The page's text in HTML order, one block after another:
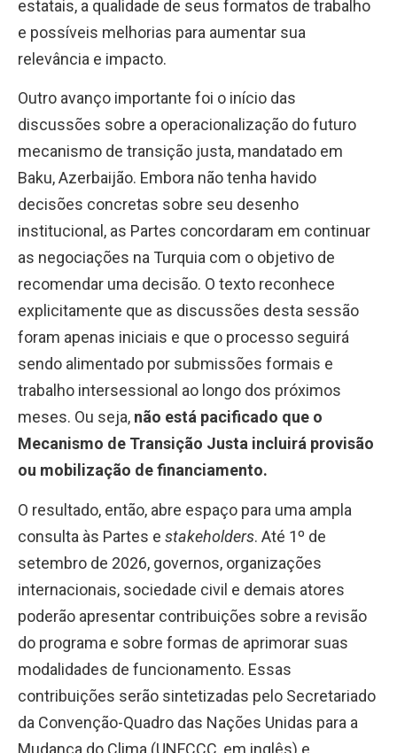
estatais, a qualidade de seus formatos de trabalho
e possíveis melhorias para aumentar sua
relevância e impacto.
Outro avanço importante foi o início das
discussões sobre a operacionalização do futuro
mecanismo de transição justa, mandatado em
Baku, Azerbaijão. Embora não tenha havido
decisões concretas sobre seu desenho
institucional, as Partes concordaram em continuar
as negociações na Turquia com o objetivo de
recomendar uma decisão. O texto reconhece
explicitamente que as discussões desta sessão
foram apenas iniciais e que o processo seguirá
sendo alimentado por submissões formais e
trabalho intersessional ao longo dos próximos
meses. Ou seja, não está pacificado que o
Mecanismo de Transição Justa incluirá provisão
ou mobilização de financiamento.
O resultado, então, abre espaço para uma ampla
consulta às Partes e stakeholders. Até 1º de
setembro de 2026, governos, organizações
internacionais, sociedade civil e demais atores
poderão apresentar contribuições sobre a revisão
do programa e sobre formas de aprimorar suas
modalidades de funcionamento. Essas
contribuições serão sintetizadas pelo Secretariado
da Convenção-Quadro das Nações Unidas para a
Mudança do Clima (UNFCCC, em inglês) e